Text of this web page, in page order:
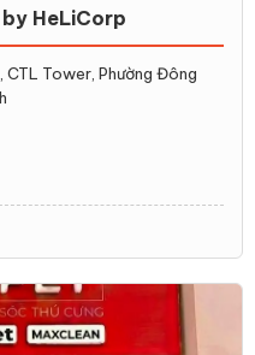
số máy dọn phân mèo
máy dọn vệ
HeLiCorp
CTL Tower, Phường Đông